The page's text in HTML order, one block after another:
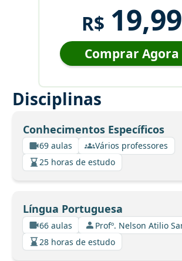
R$ 19,99
Comprar Agora
Disciplinas
Conhecimentos Específicos
69 aulas
Vários professores
25 horas de estudo
Língua Portuguesa
66 aulas
Profº. Nelson Atilio
28 horas de estudo